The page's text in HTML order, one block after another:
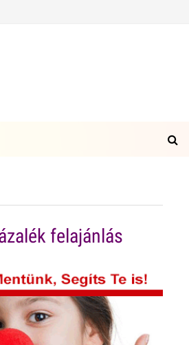
felajánlás